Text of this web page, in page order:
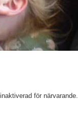
för närvarande.